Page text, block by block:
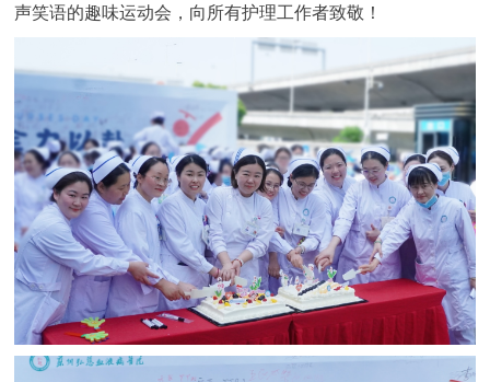
声笑语的趣味运动会，向所有护理工作者致敬！